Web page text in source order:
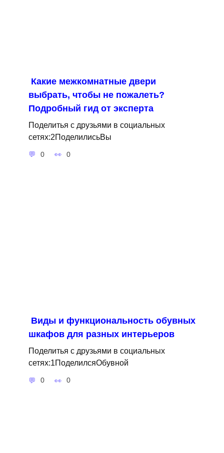
Какие межкомнатные двери
выбрать, чтобы не пожалеть?
Подробный гид от эксперта
Поделитья с друзьями в социальных
сетях:2ПоделилисьВы
0 0
Виды и функциональность обувных
шкафов для разных интерьеров
Поделитья с друзьями в социальных
сетях:1ПоделилсяОбувной
0 0